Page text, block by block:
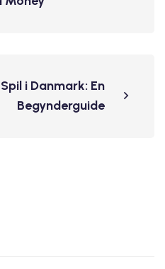
i Danmark: En
Begynderguide